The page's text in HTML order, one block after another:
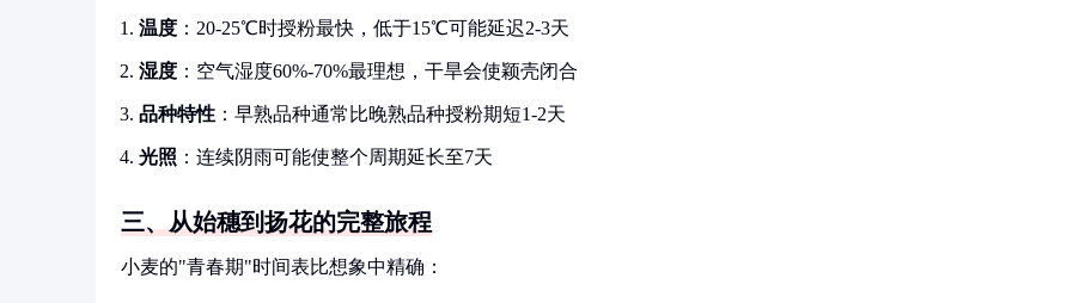
温度 ：20-25℃时授粉最快，低于15℃可能延迟2-3天
湿度 ：空气湿度60%-70%最理想，干旱会使颖壳闭合
品种特性 ：早熟品种通常比晚熟品种授粉期短1-2天
光照 ：连续阴雨可能使整个周期延长至7天
三、从始穗到扬花的完整旅程
小麦的"青春期"时间表比想象中精确：